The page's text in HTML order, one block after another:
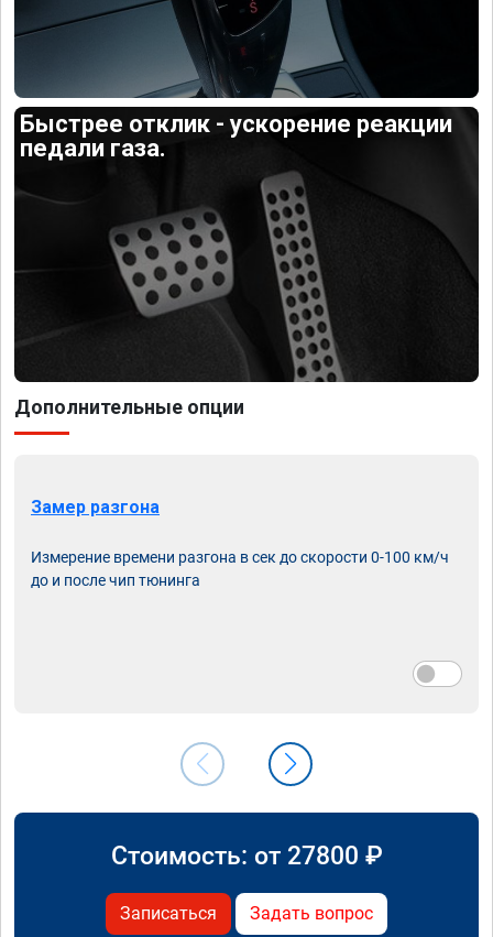
Быстрее отклик - ускорение реакции
педали газа.
Дополнительные опции
Замер разгона
Измерение времени разгона в сек до скорости 0-100 км/ч
до и после чип тюнинга
Стоимость: от 27800 ₽
Записаться Задать вопрос